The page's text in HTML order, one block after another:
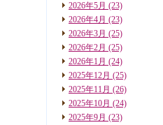
2026年5月 (23)
2026年4月 (23)
2026年3月 (25)
2026年2月 (25)
2026年1月 (24)
2025年12月 (25)
2025年11月 (26)
2025年10月 (24)
2025年9月 (23)